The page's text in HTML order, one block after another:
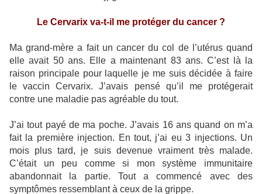
Le Cervarix va-t-il me protéger du cancer ?
Ma grand-mère a fait un cancer du col de l’utérus quand
elle avait 50 ans. Elle a maintenant 83 ans. C’est là la
raison principale pour laquelle je me suis décidée à faire
le vaccin Cervarix. J’avais pensé qu’il me protégerait
contre une maladie pas agréable du tout.
J’ai tout payé de ma poche. J’avais 16 ans quand on m’a
fait la première injection. En tout, j’ai eu 3 injections. Un
mois plus tard, je suis devenue vraiment très malade.
C’était un peu comme si mon système immunitaire
abandonnait la partie. Tout a commencé avec des
symptômes ressemblant à ceux de la grippe.